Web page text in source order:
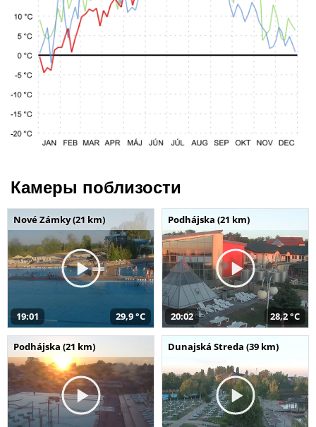
Камеры поблизости
Nové Zámky (21 km)
19:01 29,9 °C
Podhájska (21 km)
20:02 28,2 °C
Podhájska (21 km) Dunajská Streda (39 km)